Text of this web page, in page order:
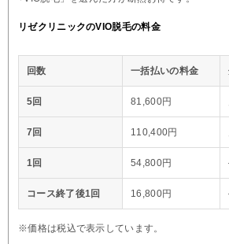
リゼクリニックのVIO脱毛の料金
回数 一括払いの料金
5回 81,600円
7回 110,400円
1回 54,800円
コース終了後1回 16,800円
※価格は税込で表示しています。